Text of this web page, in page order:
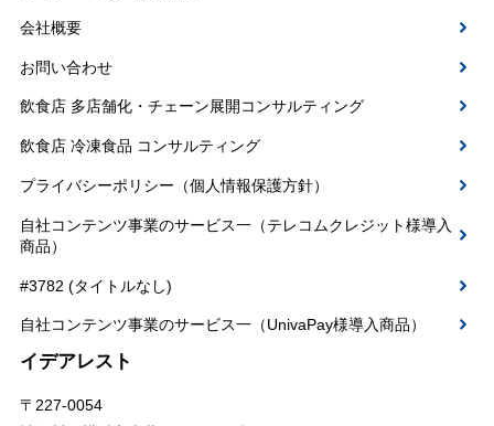
会社概要
お問い合わせ
飲食店 多店舗化・チェーン展開コンサルティング
飲食店 冷凍食品 コンサルティング
プライバシーポリシー（個人情報保護方針）
自社コンテンツ事業のサービス一（テレコムクレジット様導入
商品）
#3782 (タイトルなし)
自社コンテンツ事業のサービス一（UnivaPay様導入商品）
イデアレスト
〒227-0054